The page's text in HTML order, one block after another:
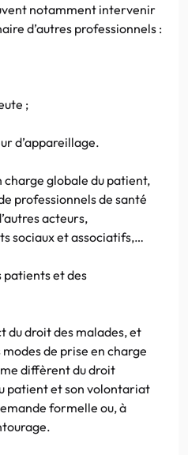
notamment intervenir
d’autres professionnels :
;
d’appareillage.
charge globale du patient,
professionnels de santé
acteurs,
sociaux et associatifs,…
patients et des
du droit des malades, et
de prise en charge
diffèrent du droit
patient et son volontariat
formelle ou, à